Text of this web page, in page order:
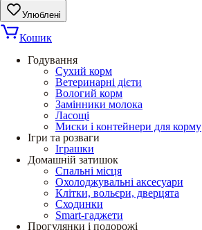
Улюблені
Кошик
Годування
Сухий корм
Ветеринарні дієти
Вологий корм
Замінники молока
Ласощі
Миски і контейнери для корму
Ігри та розваги
Іграшки
Домашній затишок
Спальні місця
Охолоджувальні аксесуари
Клітки, вольєри, дверцята
Сходинки
Smart-гаджети
Прогулянки і подорожі